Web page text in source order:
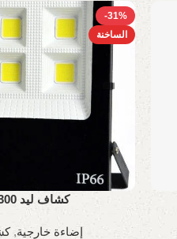
-31%
الساخنة
كشاف ليد 300 وات IP66
إضاءة خارجية,